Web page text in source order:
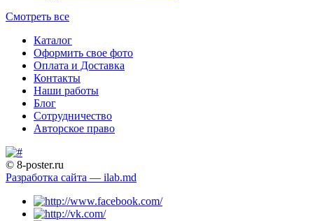
Смотреть все
Каталог
Оформить свое фото
Оплата и Доставка
Контакты
Наши работы
Блог
Сотрудничество
Авторское право
© 8-poster.ru
Разработка сайта — ilab.md